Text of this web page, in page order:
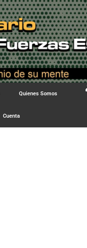
Quienes Somos
Cuenta